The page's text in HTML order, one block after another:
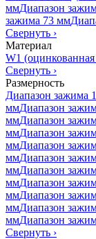
ммДиапазон
зажима 73 мм
Свернуть ›
Материал
W1 (оцинкованная
Свернуть ›
Размерность
Диапазон зажима
ммДиапазон
ммДиапазон
ммДиапазон
ммДиапазон
ммДиапазон
ммДиапазон
ммДиапазон
ммДиапазон
ммДиапазон
ммДиапазон
Свернуть ›